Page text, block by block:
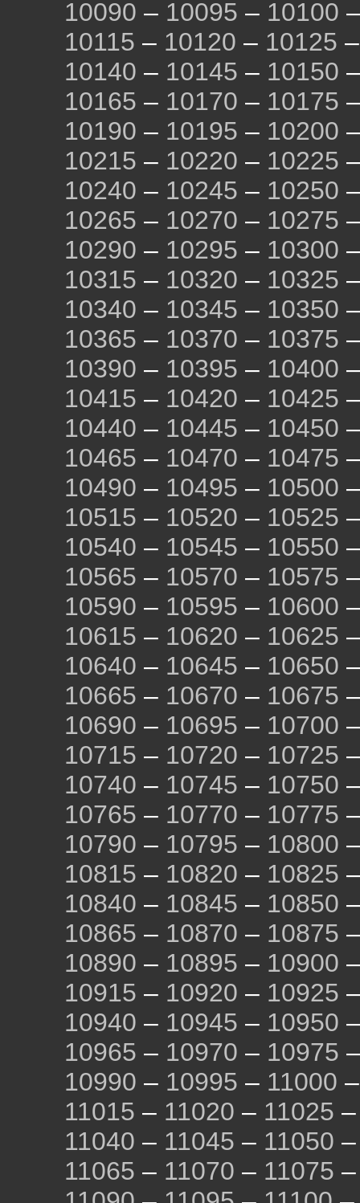
10090 – 10095 – 10100
10115 – 10120 – 10125
10140 – 10145 – 10150
10165 – 10170 – 10175
10190 – 10195 – 10200
10215 – 10220 – 10225
10240 – 10245 – 10250
10265 – 10270 – 10275
10290 – 10295 – 10300
10315 – 10320 – 10325
10340 – 10345 – 10350
10365 – 10370 – 10375
10390 – 10395 – 10400
10415 – 10420 – 10425
10440 – 10445 – 10450
10465 – 10470 – 10475
10490 – 10495 – 10500
10515 – 10520 – 10525
10540 – 10545 – 10550
10565 – 10570 – 10575
10590 – 10595 – 10600
10615 – 10620 – 10625
10640 – 10645 – 10650
10665 – 10670 – 10675
10690 – 10695 – 10700
10715 – 10720 – 10725
10740 – 10745 – 10750
10765 – 10770 – 10775
10790 – 10795 – 10800
10815 – 10820 – 10825
10840 – 10845 – 10850
10865 – 10870 – 10875
10890 – 10895 – 10900
10915 – 10920 – 10925
10940 – 10945 – 10950
10965 – 10970 – 10975
10990 – 10995 – 11000
11015 – 11020 – 11025
11040 – 11045 – 11050
11065 – 11070 – 11075